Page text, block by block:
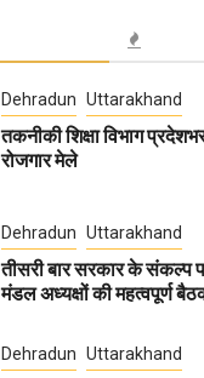
Dehradun Uttarakhand
तकनीकी शिक्षा विभाग
रोजगार मेले
Dehradun Uttarakhand
तीसरी बार सरकार के संकल्प
मंडल अध्यक्षों की महत्वपूर्ण
Dehradun Uttarakhand